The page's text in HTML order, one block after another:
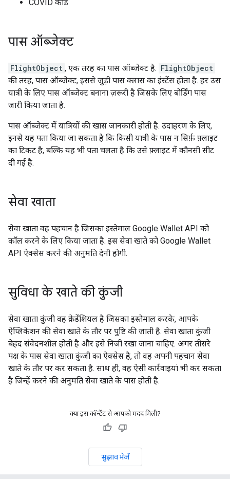
COVID कार्ड
पास ऑब्जेक्ट
FlightObject , एक तरह का पास ऑब्जेक्ट है. FlightObject
की तरह, पास ऑब्जेक्ट, इससे जुड़ी पास क्लास का इंस्टेंस होता है. हर उस
यात्री के लिए पास ऑब्जेक्ट बनाना ज़रूरी है जिसके लिए बोर्डिंग पास
जारी किया जाता है.
पास ऑब्जेक्ट में यात्रियों की खास जानकारी होती है. उदाहरण के लिए,
इनसे यह पता किया जा सकता है कि किसी यात्री के पास न सिर्फ़ फ़्लाइट
का टिकट है, बल्कि यह भी पता चलता है कि उसे फ़्लाइट में कौनसी सीट
दी गई है.
सेवा खाता
सेवा खाता वह पहचान है जिसका इस्तेमाल Google Wallet API को
कॉल करने के लिए किया जाता है. इस सेवा खाते को Google Wallet
API ऐक्सेस करने की अनुमति देनी होगी.
सुविधा के खाते की कुंजी
सेवा खाता कुंजी वह क्रेडेंशियल है जिसका इस्तेमाल करके, आपके
ऐप्लिकेशन की सेवा खाते के तौर पर पुष्टि की जाती है. सेवा खाता कुंजी
बेहद संवेदनशील होती है और इसे निजी रखा जाना चाहिए. अगर तीसरे
पक्ष के पास सेवा खाता कुंजी का ऐक्सेस है, तो वह अपनी पहचान सेवा
खाते के तौर पर कर सकता है. साथ ही, वह ऐसी कार्रवाइयां भी कर सकता
है जिन्हें करने की अनुमति सेवा खाते के पास होती है.
क्या इस कॉन्टेंट से आपको मदद मिली?
सुझाव भेजें